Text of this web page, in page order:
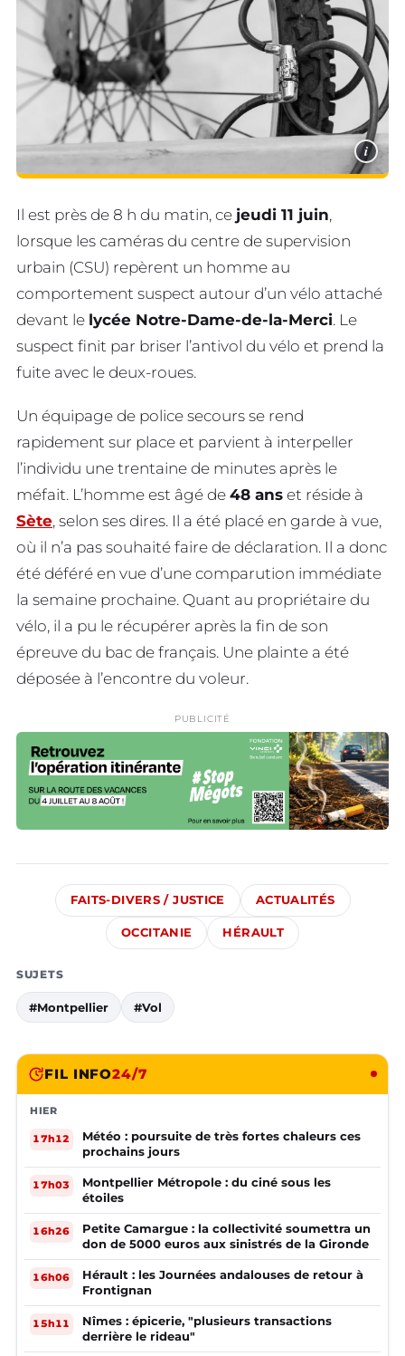
i
Il est près de 8 h du matin, ce jeudi 11 juin,
lorsque les caméras du centre de supervision
urbain (CSU) repèrent un homme au
comportement suspect autour d’un vélo attaché
devant le lycée Notre-Dame-de-la-Merci. Le
suspect finit par briser l’antivol du vélo et prend la
fuite avec le deux-roues.
Un équipage de police secours se rend
rapidement sur place et parvient à interpeller
l’individu une trentaine de minutes après le
méfait. L’homme est âgé de 48 ans et réside à
Sète, selon ses dires. Il a été placé en garde à vue,
où il n’a pas souhaité faire de déclaration. Il a donc
été déféré en vue d’une comparution immédiate
la semaine prochaine. Quant au propriétaire du
vélo, il a pu le récupérer après la fin de son
épreuve du bac de français. Une plainte a été
déposée à l’encontre du voleur.
PUBLICITÉ
FAITS-DIVERS / JUSTICE ACTUALITÉS
OCCITANIE HÉRAULT
SUJETS
#Montpellier #Vol
FIL INFO24/7
HIER
17h12
Météo : poursuite de très fortes chaleurs ces
prochains jours
17h03
Montpellier Métropole : du ciné sous les
étoiles
16h26
Petite Camargue : la collectivité soumettra un
don de 5000 euros aux sinistrés de la Gironde
16h06
Hérault : les Journées andalouses de retour à
Frontignan
15h11
Nîmes : épicerie, "plusieurs transactions
derrière le rideau"